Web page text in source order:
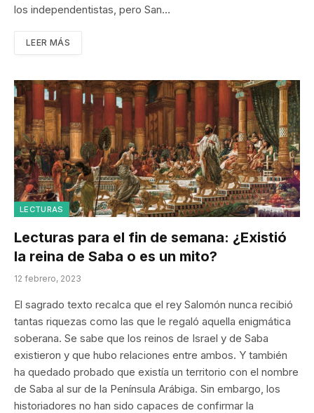
los independentistas, pero San…
LEER MÁS
LECTURAS
Lecturas para el fin de semana: ¿Existió
la reina de Saba o es un mito?
12 febrero, 2023
El sagrado texto recalca que el rey Salomón nunca recibió
tantas riquezas como las que le regaló aquella enigmática
soberana. Se sabe que los reinos de Israel y de Saba
existieron y que hubo relaciones entre ambos. Y también
ha quedado probado que existía un territorio con el nombre
de Saba al sur de la Península Arábiga. Sin embargo, los
historiadores no han sido capaces de confirmar la